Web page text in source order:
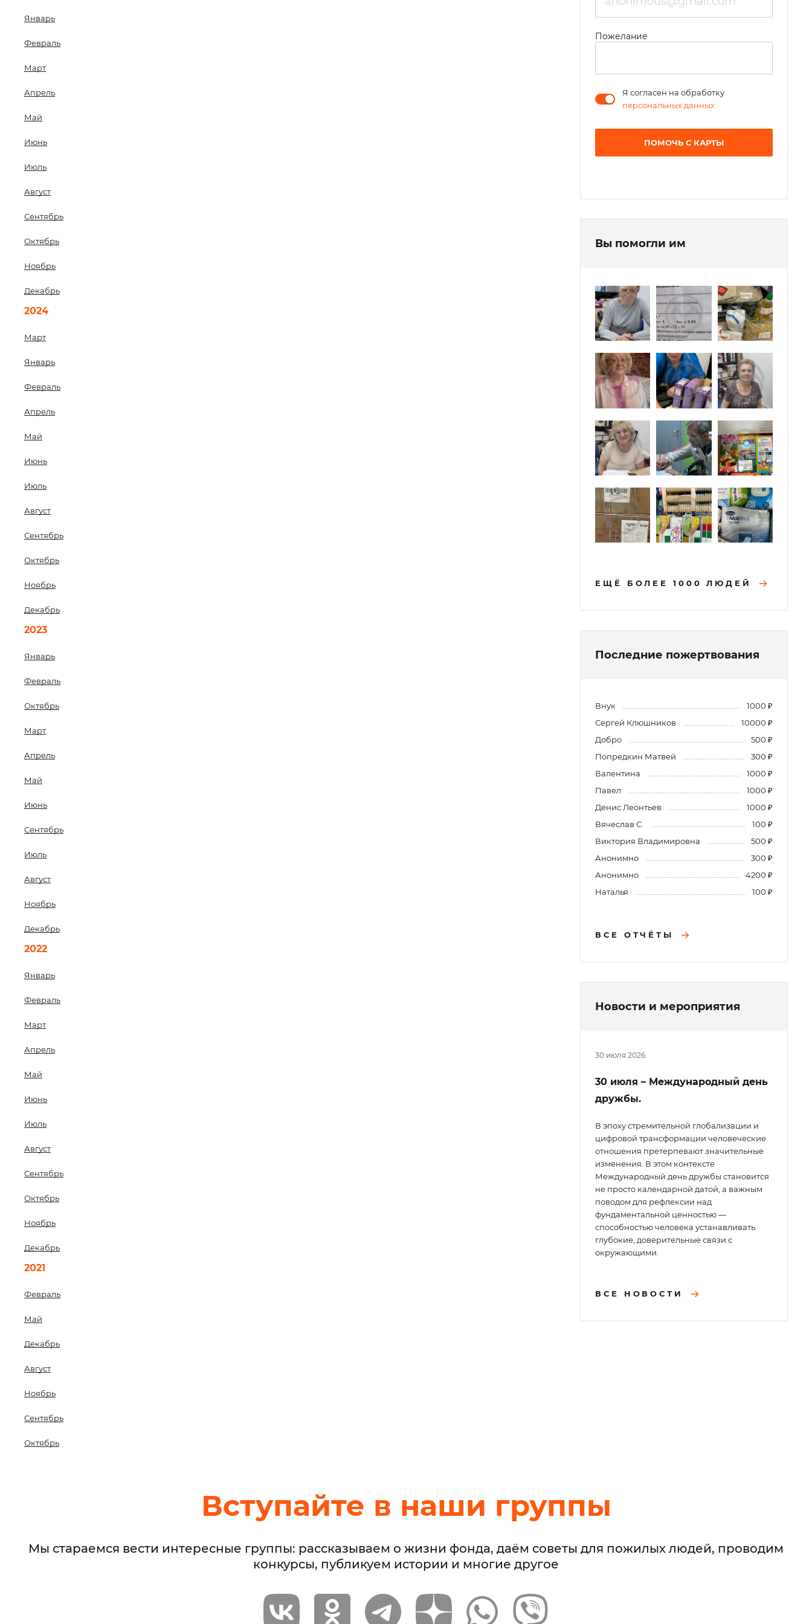
Январь
Февраль
Март
Апрель
Май
Июнь
Июль
Август
Сентябрь
Октябрь
Ноябрь
Декабрь
2024
Март
Январь
Февраль
Апрель
Май
Июнь
Июль
Август
Сентябрь
Октябрь
Ноябрь
Декабрь
2023
Январь
Февраль
Октябрь
Март
Апрель
Май
Июнь
Сентябрь
Июль
Август
Ноябрь
Декабрь
2022
Январь
Февраль
Март
Апрель
Май
Июнь
Июль
Август
Сентябрь
Октябрь
Ноябрь
Декабрь
2021
Февраль
Май
Декабрь
Август
Ноябрь
Сентябрь
Октябрь
Пожелание
Я согласен на обработку
персональных данных
ПОМОЧЬ С КАРТЫ
Вы помогли им
ЕЩЁ БОЛЕЕ 1000 ЛЮДЕЙ
Последние пожертвования
Внук
1000 ₽
Сергей Клюшников
10000 ₽
Добро
500 ₽
Попредкин Матвей
300 ₽
Валентина
1000 ₽
Павел
1000 ₽
Денис Леонтьев
1000 ₽
Вячеслав С.
100 ₽
Виктория Владимировна
500 ₽
Анонимно
300 ₽
Анонимно
4200 ₽
Наталья
100 ₽
ВСЕ ОТЧЁТЫ
Новости и мероприятия
30 июля 2026
30 июля – Международный день
дружбы.
В эпоху стремительной глобализации и
цифровой трансформации человеческие
отношения претерпевают значительные
изменения. В этом контексте
Международный день дружбы становится
не просто календарной датой, а важным
поводом для рефлексии над
фундаментальной ценностью —
способностью человека устанавливать
глубокие, доверительные связи с
окружающими.
ВСЕ НОВОСТИ
Вступайте в наши группы
Мы стараемся вести интересные группы: рассказываем о жизни фонда, даём советы для пожилых людей, проводим
конкурсы, публикуем истории и многие другое